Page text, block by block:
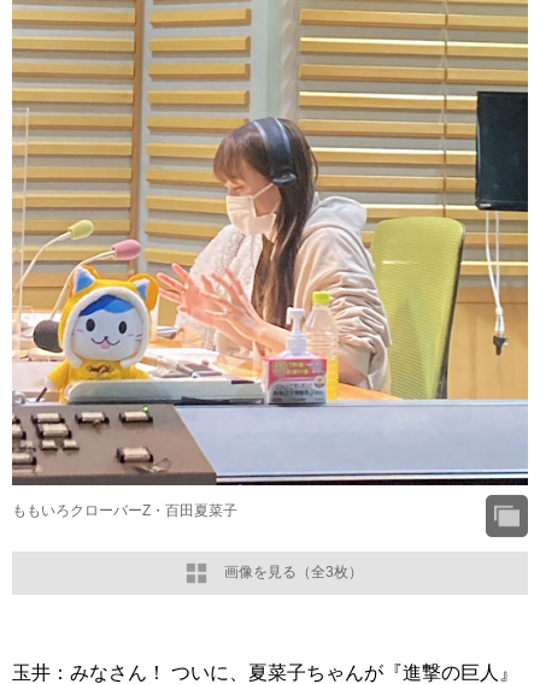
画像を見る（全3枚）
ももいろクローバーZ・百田夏菜子
玉井：みなさん！ ついに、夏菜子ちゃんが『進撃の巨人』